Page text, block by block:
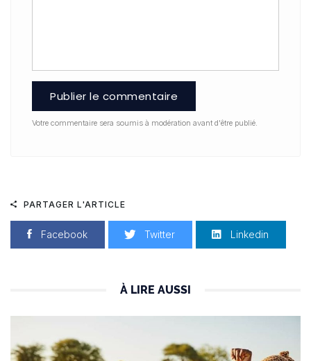
Publier le commentaire
Votre commentaire sera soumis à modération avant d'être publié.
PARTAGER L'ARTICLE
Facebook Twitter Linkedin
À LIRE AUSSI